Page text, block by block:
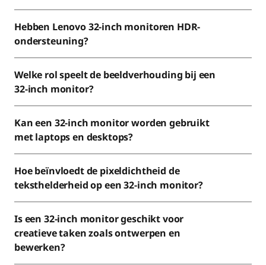
Hebben Lenovo 32-inch monitoren HDR-
ondersteuning?
Welke rol speelt de beeldverhouding bij een
32-inch monitor?
Kan een 32-inch monitor worden gebruikt
met laptops en desktops?
Hoe beïnvloedt de pixeldichtheid de
teksthelderheid op een 32-inch monitor?
Is een 32-inch monitor geschikt voor
creatieve taken zoals ontwerpen en
bewerken?